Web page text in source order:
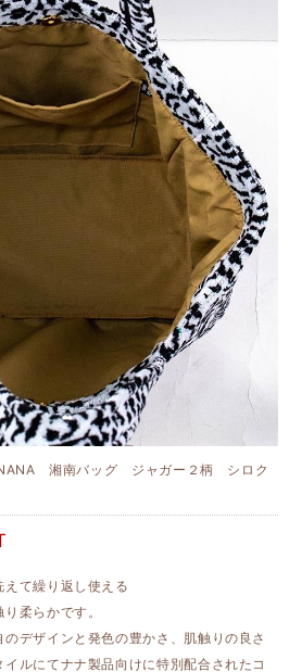
湘南バッグ ジャガー２柄 シロク
て繰り返し使える
柔らかです。
デザインと発色の豊かさ、肌触りの良さ
ルにてナナ製品向けに特別配合されたコ